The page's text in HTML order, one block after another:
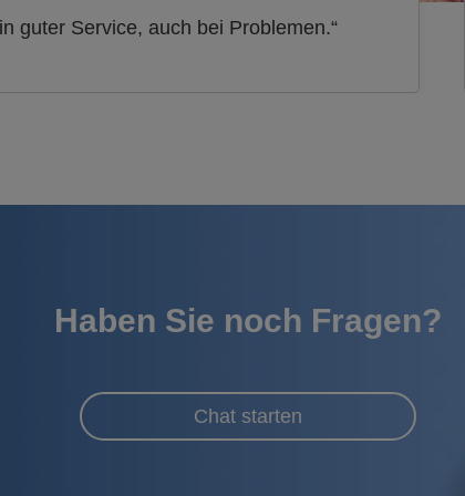
guter Service, auch bei Problemen.“
Haben Sie noch Fragen?
Chat starten